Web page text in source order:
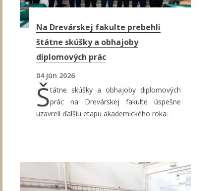
Na Drevárskej fakulte prebehli
štátne skúšky a obhajoby
diplomových prác
04 jún 2026
Štátne skúšky a obhajoby diplomových
prác na Drevárskej fakulte úspešne
uzavreli ďalšiu etapu akademického roka.